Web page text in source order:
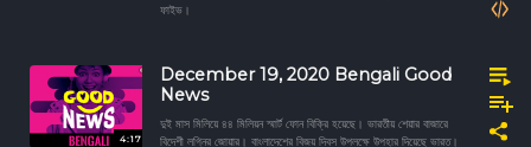
ফাইভ।
4:17
December 19, 2020 Bengali Good
News
দুই মাস মিলিয়ে ৪৪ মিলিয়ন স্মার্ট ফোন বিক্রি হয়েছে। ভারতীয় শেয়ার বাজারে
বিদেশী লগ্নির জোয়ার। বাংলাদেশের বিজয় দিবস উপলক্ষে উপহার দিয়েছে ভারত।